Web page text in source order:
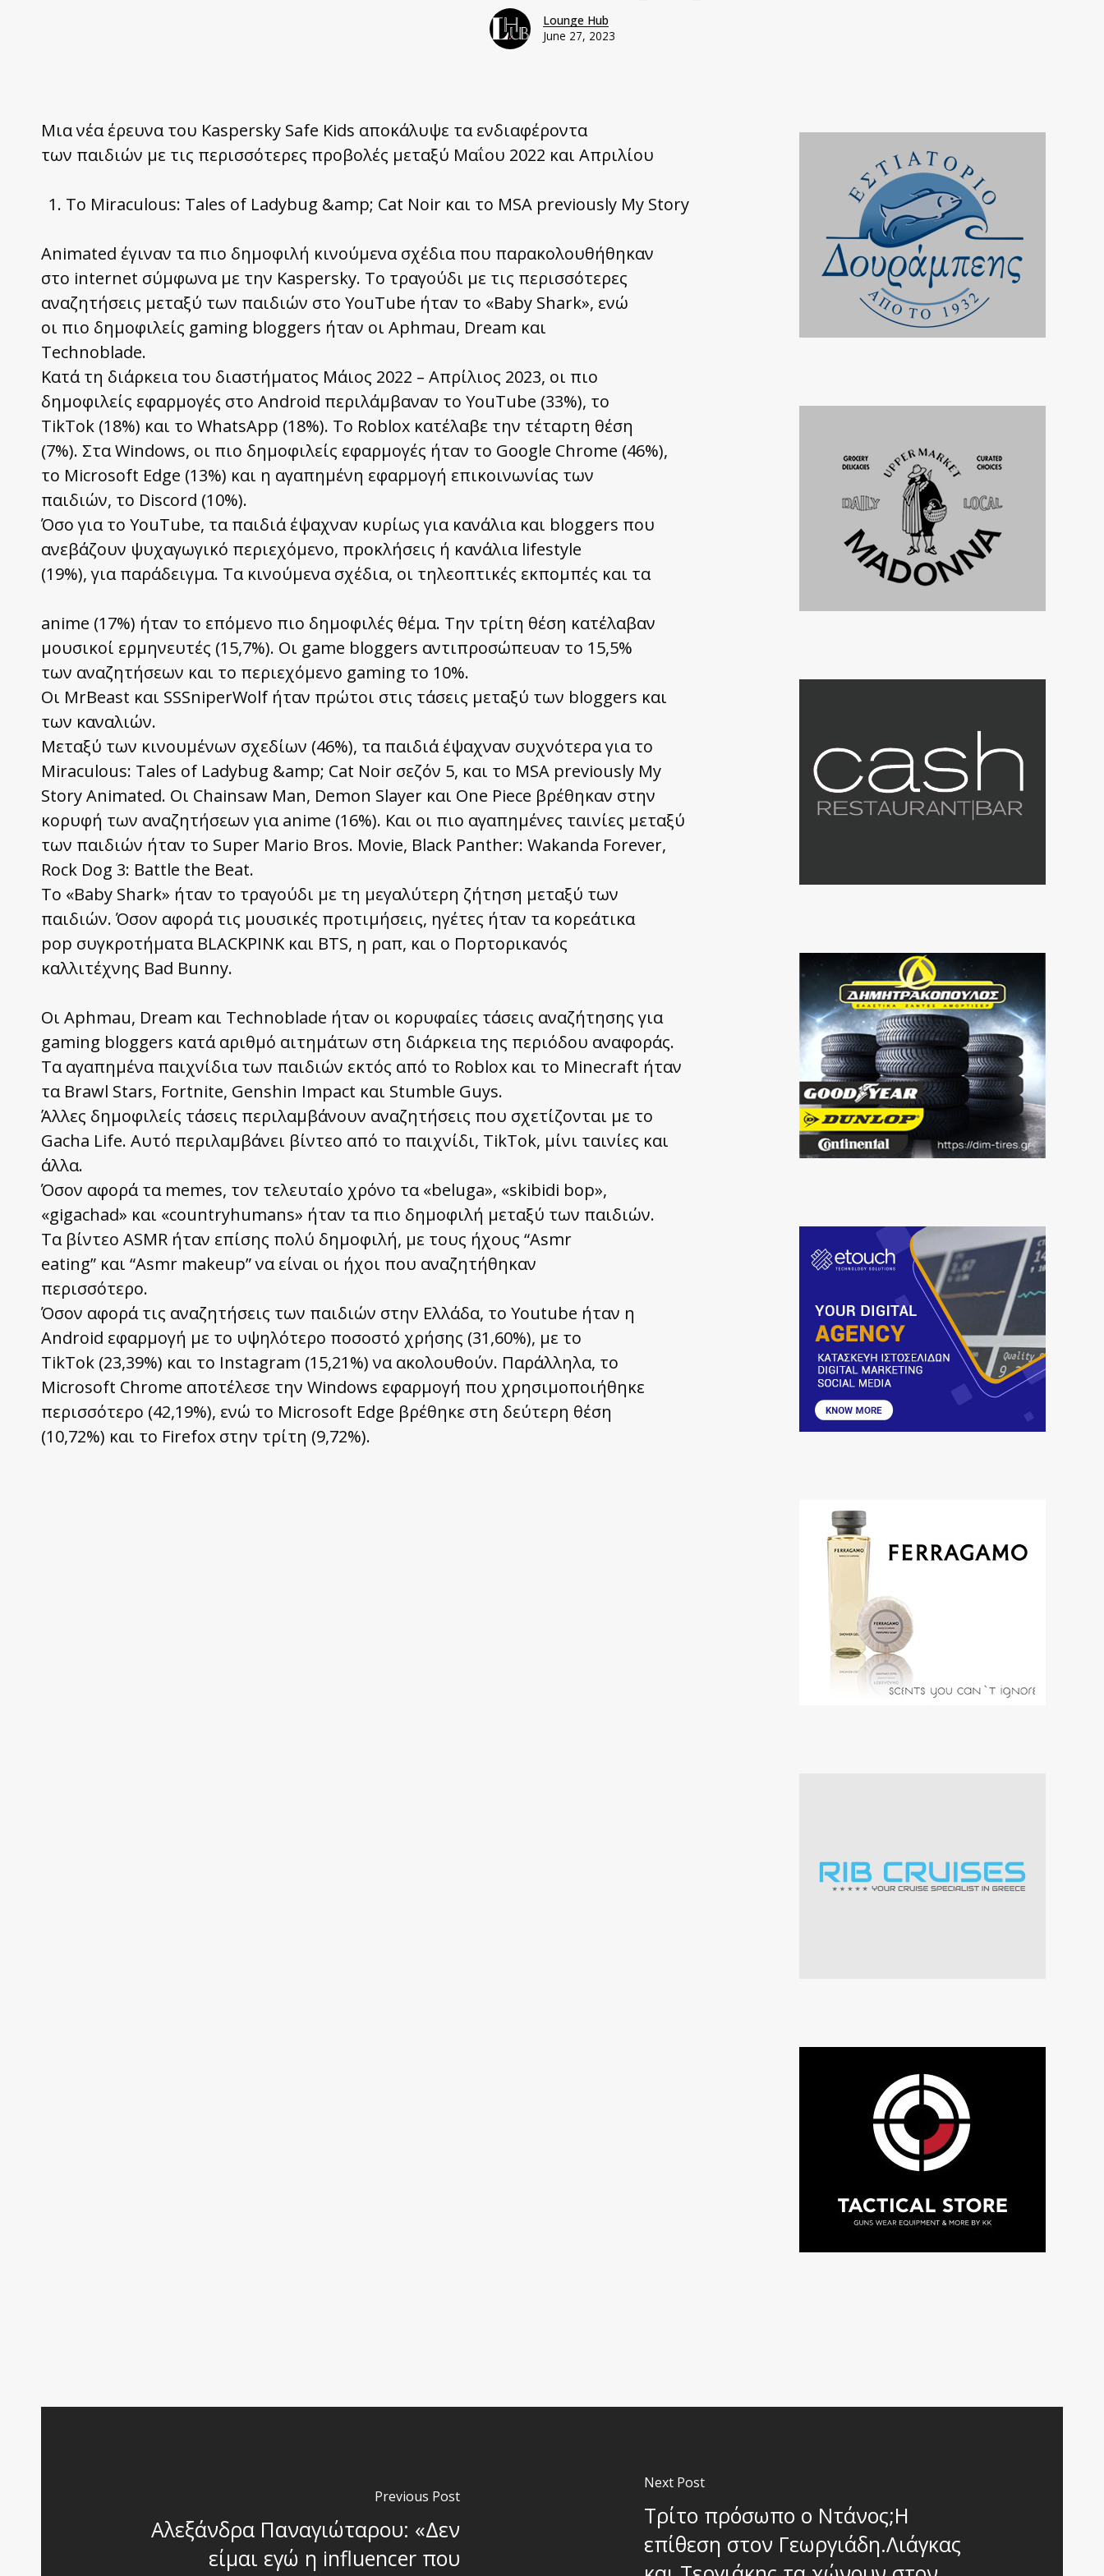
Lounge Hub
June 27, 2023
Μια νέα έρευνα του Kaspersky Safe Kids αποκάλυψε τα ενδιαφέροντα
των παιδιών με τις περισσότερες προβολές μεταξύ Μαΐου 2022 και Απριλίου
Το Miraculous: Tales of Ladybug &amp; Cat Noir και το MSA previously My Story
Animated έγιναν τα πιο δημοφιλή κινούμενα σχέδια που παρακολουθήθηκαν
στο internet σύμφωνα με την Kaspersky. Το τραγούδι με τις περισσότερες
αναζητήσεις μεταξύ των παιδιών στο YouTube ήταν το «Baby Shark», ενώ
οι πιο δημοφιλείς gaming bloggers ήταν οι Aphmau, Dream και
Technoblade.
Κατά τη διάρκεια του διαστήματος Μάιος 2022 – Απρίλιος 2023, οι πιο
δημοφιλείς εφαρμογές στο Android περιλάμβαναν το YouTube (33%), το
TikTok (18%) και το WhatsApp (18%). Το Roblox κατέλαβε την τέταρτη θέση
(7%). Στα Windows, οι πιο δημοφιλείς εφαρμογές ήταν το Google Chrome (46%),
το Microsoft Edge (13%) και η αγαπημένη εφαρμογή επικοινωνίας των
παιδιών, το Discord (10%).
Όσο για το YouTube, τα παιδιά έψαχναν κυρίως για κανάλια και bloggers που
ανεβάζουν ψυχαγωγικό περιεχόμενο, προκλήσεις ή κανάλια lifestyle
(19%), για παράδειγμα. Τα κινούμενα σχέδια, οι τηλεοπτικές εκπομπές και τα
anime (17%) ήταν το επόμενο πιο δημοφιλές θέμα. Την τρίτη θέση κατέλαβαν
μουσικοί ερμηνευτές (15,7%). Οι game bloggers αντιπροσώπευαν το 15,5%
των αναζητήσεων και το περιεχόμενο gaming το 10%.
Οι MrBeast και SSSniperWolf ήταν πρώτοι στις τάσεις μεταξύ των bloggers και
των καναλιών.
Μεταξύ των κινουμένων σχεδίων (46%), τα παιδιά έψαχναν συχνότερα για το
Miraculous: Tales of Ladybug &amp; Cat Noir σεζόν 5, και το MSA previously My
Story Animated. Οι Chainsaw Man, Demon Slayer και One Piece βρέθηκαν στην
κορυφή των αναζητήσεων για anime (16%). Και οι πιο αγαπημένες ταινίες μεταξύ
των παιδιών ήταν το Super Mario Bros. Movie, Black Panther: Wakanda Forever,
Rock Dog 3: Battle the Beat.
Το «Baby Shark» ήταν το τραγούδι με τη μεγαλύτερη ζήτηση μεταξύ των
παιδιών. Όσον αφορά τις μουσικές προτιμήσεις, ηγέτες ήταν τα κορεάτικα
pop συγκροτήματα BLACKPINK και BTS, η ραπ, και ο Πορτορικανός
καλλιτέχνης Bad Bunny.
Οι Aphmau, Dream και Technoblade ήταν οι κορυφαίες τάσεις αναζήτησης για
gaming bloggers κατά αριθμό αιτημάτων στη διάρκεια της περιόδου αναφοράς.
Τα αγαπημένα παιχνίδια των παιδιών εκτός από το Roblox και το Minecraft ήταν
τα Brawl Stars, Fortnite, Genshin Impact και Stumble Guys.
Άλλες δημοφιλείς τάσεις περιλαμβάνουν αναζητήσεις που σχετίζονται με το
Gacha Life. Αυτό περιλαμβάνει βίντεο από το παιχνίδι, TikTok, μίνι ταινίες και
άλλα.
Όσον αφορά τα memes, τον τελευταίο χρόνο τα «beluga», «skibidi bop»,
«gigachad» και «countryhumans» ήταν τα πιο δημοφιλή μεταξύ των παιδιών.
Τα βίντεο ASMR ήταν επίσης πολύ δημοφιλή, με τους ήχους “Asmr
eating” και “Αsmr makeup” να είναι οι ήχοι που αναζητήθηκαν
περισσότερο.
Όσον αφορά τις αναζητήσεις των παιδιών στην Ελλάδα, το Youtube ήταν η
Android εφαρμογή με το υψηλότερο ποσοστό χρήσης (31,60%), με το
TikTok (23,39%) και το Instagram (15,21%) να ακολουθούν. Παράλληλα, το
Microsoft Chrome αποτέλεσε την Windows εφαρμογή που χρησιμοποιήθηκε
περισσότερο (42,19%), ενώ το Microsoft Edge βρέθηκε στη δεύτερη θέση
(10,72%) και το Firefox στην τρίτη (9,72%).
Previous Post
Αλεξάνδρα Παναγιώταρου: «Δεν
είμαι εγώ η influencer που
Next Post
Τρίτο πρόσωπο ο Ντάνος;Η
επίθεση στον Γεωργιάδη.Λιάγκας